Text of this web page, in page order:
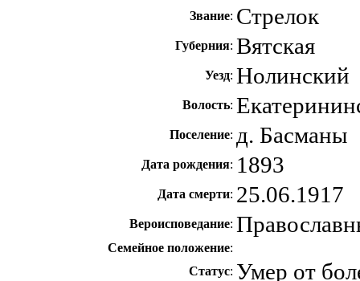
Звание: Стрелок
Губерния: Вятская
Уезд: Нолинский
Волость:
Поселение: д. Басманы
Дата рождения: 1893
Дата смерти: 25.06.1917
Вероисповедание:
Семейное положение:
Статус: Умер от